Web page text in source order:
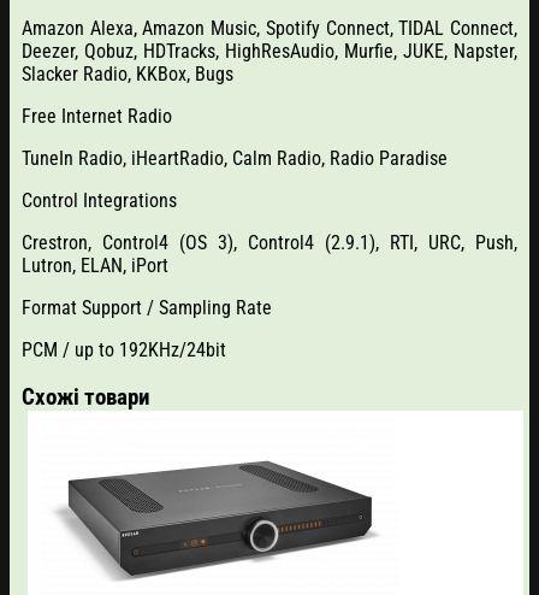
Amazon Alexa, Amazon Music, Spotify Connect, TIDAL Connect,
Deezer, Qobuz, HDTracks, HighResAudio, Murfie, JUKE, Napster,
Slacker Radio, KKBox, Bugs
Free Internet Radio
TuneIn Radio, iHeartRadio, Calm Radio, Radio Paradise
Control Integrations
Crestron, Control4 (OS 3), Control4 (2.9.1), RTI, URC, Push,
Lutron, ELAN, iPort
Format Support / Sampling Rate
PCM / up to 192KHz/24bit
Схожі товари